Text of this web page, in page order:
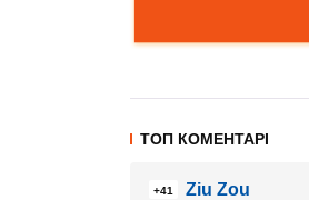
ТОП КОМЕНТАРІ
+41
Ziu Zou